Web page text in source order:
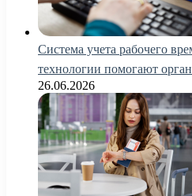
Система учета рабочего
технологии помогают
26.06.2026